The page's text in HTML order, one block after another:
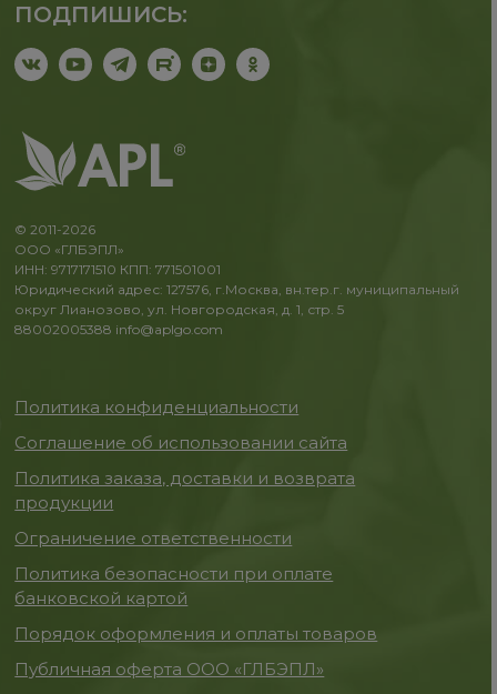
ПОДПИШИСЬ:
© 2011-2026
ООО «ГЛБЭПЛ»
ИНН: 9717171510 КПП: 771501001
Юридический адрес: 127576, г.Москва, вн.тер.г. муниципальный
округ Лианозово, ул. Новгородская, д. 1, стр. 5
88002005388 info@aplgo.com
Политика конфиденциальности
Соглашение об использовании сайта
Политика заказа, доставки и возврата
продукции
Ограничение ответственности
Политика безопасности при оплате
банковской картой
Порядок оформления и оплаты товаров
Публичная оферта ООО «ГЛБЭПЛ»